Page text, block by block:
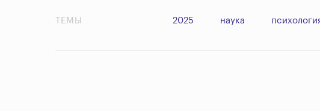
ТЕМЫ 2025 наука